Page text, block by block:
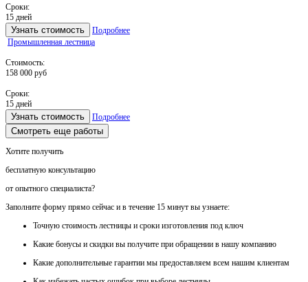
Сроки:
15 дней
Узнать стоимость
Подробнее
Промышленная лестница
Стоимость:
158 000 руб
Сроки:
15 дней
Узнать стоимость Подробнее
Смотреть еще работы
Хотите получить
бесплатную консультацию
от опытного специалиста?
Заполните форму прямо сейчас и в течение 15 минут вы узнаете:
Точную стоимость лестницы и сроки изготовления под ключ
Какие бонусы и скидки вы получите при обращении в нашу компанию
Какие дополнительные гарантии мы предоставляем всем нашим клиентам